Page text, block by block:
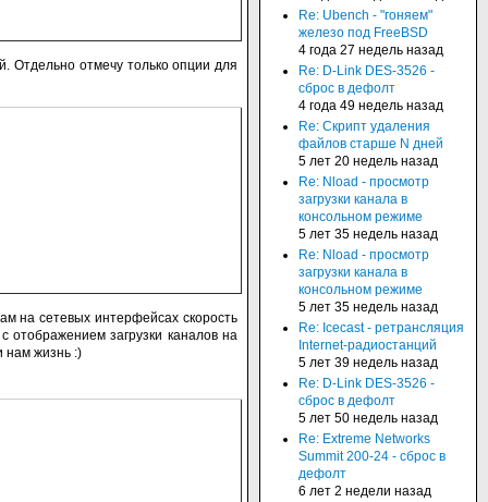
Отдельно отмечу только опции для
на сетевых интерфейсах скорость
отображением загрузки каналов на
нам жизнь :)
Re: Ubench - "гоняем"
железо под FreeBSD
4 года 27 недель назад
Re: D-Link DES-3526 -
сброс в дефолт
4 года 49 недель назад
Re: Скрипт удаления
файлов старше N дней
5 лет 20 недель назад
Re: Nload - просмотр
загрузки канала в
консольном режиме
5 лет 35 недель назад
Re: Nload - просмотр
загрузки канала в
консольном режиме
5 лет 35 недель назад
Re: Icecast - ретрансляция
Internet-радиостанций
5 лет 39 недель назад
Re: D-Link DES-3526 -
сброс в дефолт
5 лет 50 недель назад
Re: Extreme Networks
Summit 200-24 - сброс в
дефолт
6 лет 2 недели назад